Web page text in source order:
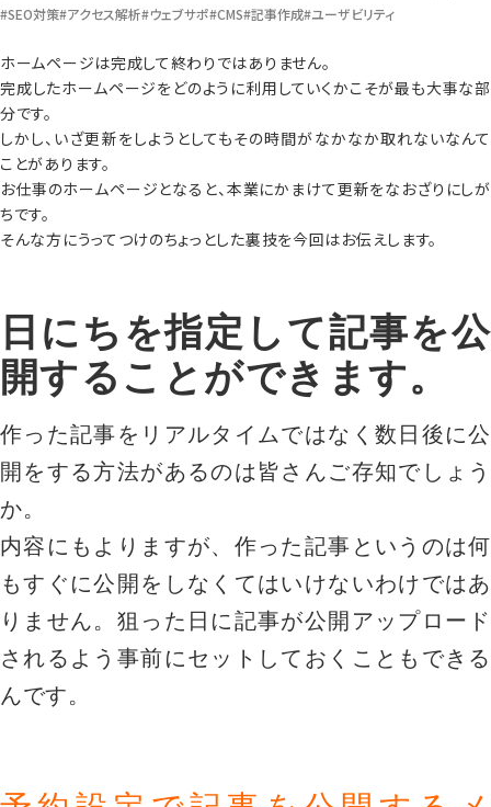
#SEO対策#アクセス解析#ウェブサポ#CMS#記事作成#ユーザビリティ
ホームページは完成して終わりではありません。
完成したホームページをどのように利用していくかこそが最も大事な部
分です。
しかし、いざ更新をしようとしてもその時間がなかなか取れないなんて
ことがあります。
お仕事のホームページとなると、本業にかまけて更新をなおざりにしが
ちです。
そんな方にうってつけのちょっとした裏技を今回はお伝えします。
日にちを指定して記事を公
開することができます。
作った記事をリアルタイムではなく数日後に公
開をする方法があるのは皆さんご存知でしょう
か。
内容にもよりますが、作った記事というのは何
もすぐに公開をしなくてはいけないわけではあ
りません。狙った日に記事が公開アップロード
されるよう事前にセットしておくこともできる
んです。